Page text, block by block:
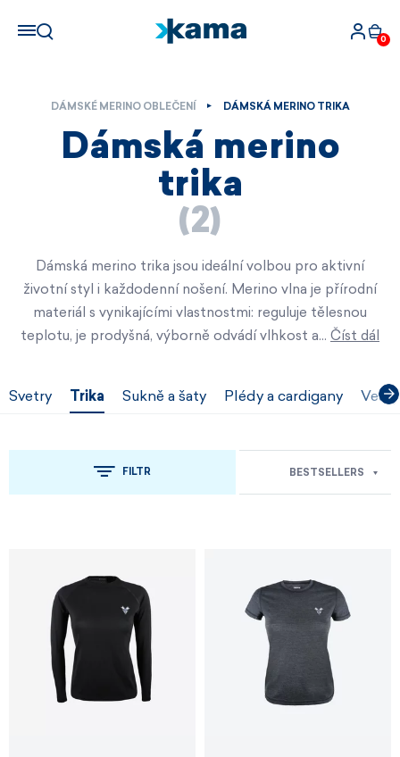
0
DÁMSKÉ MERINO OBLEČENÍ DÁMSKÁ MERINO TRIKA
Dámská merino
trika
(2)
Dámská merino trika jsou ideální volbou pro aktivní
životní styl i každodenní nošení. Merino vlna je přírodní
materiál s vynikajícími vlastnostmi: reguluje tělesnou
teplotu, je prodyšná, výborně odvádí vlhkost a… Číst dál
Svetry Trika Sukně a šaty Plédy a cardigany Vesty
FILTR BESTSELLERS